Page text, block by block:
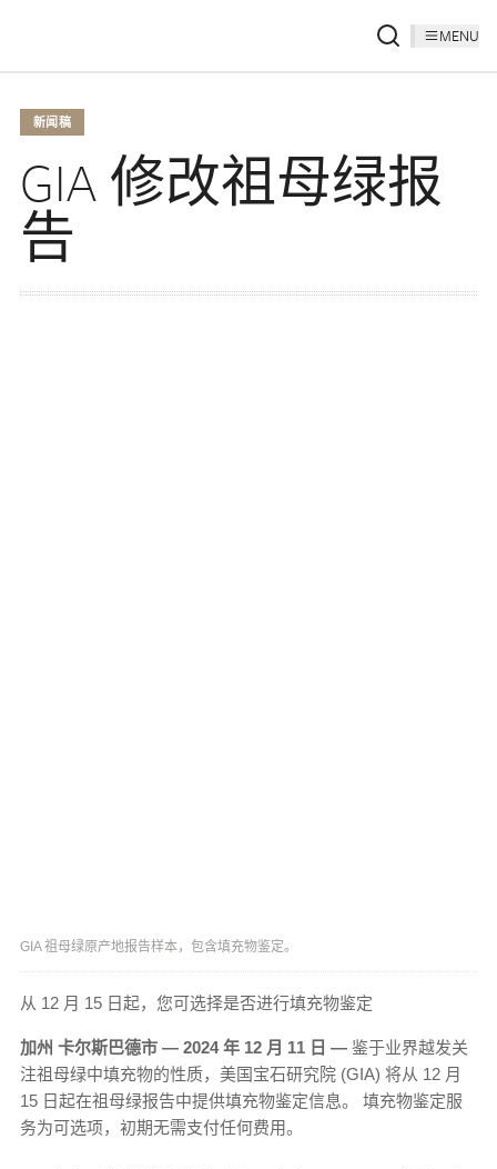
MENU
新闻稿
GIA 修改祖母绿报
告
GIA 祖母绿原产地报告样本，包含填充物鉴定。
从 12 月 15 日起，您可选择是否进行填充物鉴定
加州 卡尔斯巴德市 — 2024 年 12 月 11 日 — 鉴于业界越发关
注祖母绿中填充物的性质，美国宝石研究院 (GIA) 将从 12 月
15 日起在祖母绿报告中提供填充物鉴定信息。 填充物鉴定服
务为可选项，初期无需支付任何费用。